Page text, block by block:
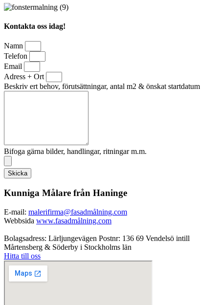
Kontakta oss idag!
Namn
Telefon
Email
Adress + Ort
Beskriv ert behov, förutsättningar, antal m2 & önskat startdatum
Bifoga gärna bilder, handlingar, ritningar m.m.
Skicka
Kunniga Målare från Haninge
E-mail: malerifirma@fasadmålning.com
Webbsida www.fasadmålning.com
Bolagsadress: Lärljungevägen Postnr: 136 69 Vendelsö intill
Mårtensberg & Söderby i Stockholms län
Hitta till oss